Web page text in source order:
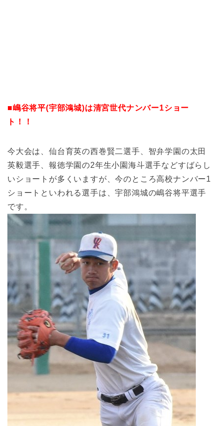
■嶋谷将平(宇部鴻城)は清宮世代ナンバー1ショー
ト！！
今大会は、仙台育英の西巻賢二選手、智弁学園の太田
英毅選手、報徳学園の2年生小園海斗選手などすばらし
いショートが多くいますが、今のところ高校ナンバー1
ショートといわれる選手は、宇部鴻城の嶋谷将平選手
です。